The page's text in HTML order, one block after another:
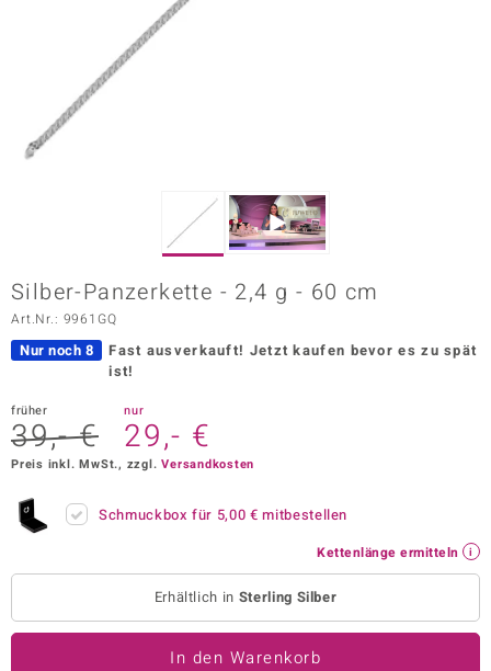
Designs
Vogue
Paraíso
Silber-Panzerkette - 2,4 g - 60 cm
Art.Nr.: 9961GQ
Nur noch 8 Fast ausverkauft! Jetzt kaufen bevor es zu spät
ist!
früher
39,- €
nur
29,- €
Preis inkl. MwSt., zzgl.Versandkosten
Schmuckbox für 5,00 € mitbestellen
Kettenlänge ermitteln
Erhältlich in Sterling Silber
In den Warenkorb